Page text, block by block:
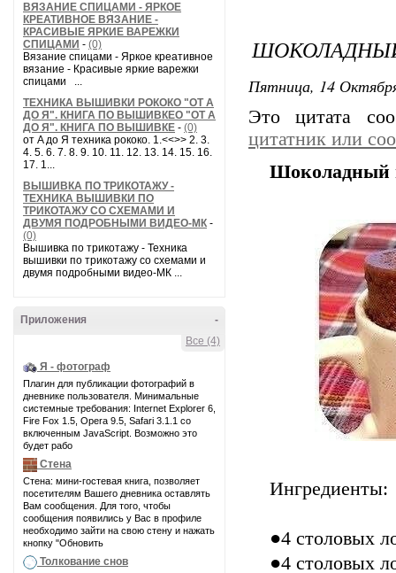
ВЯЗАНИЕ СПИЦАМИ - ЯРКОЕ
КРЕАТИВНОЕ ВЯЗАНИЕ -
КРАСИВЫЕ ЯРКИЕ ВАРЕЖКИ
СПИЦАМИ - (0)
Вязание спицами - Яркое креативное
вязание - Красивые яркие варежки
спицами ...
ТЕХНИКА ВЫШИВКИ РОКОКО "ОТ А
ДО Я". КНИГА ПО ВЫШИВКЕО "ОТ А
ДО Я". КНИГА ПО ВЫШИВКЕ - (0)
от A до Я техника рококо. 1.<<>> 2. 3.
4. 5. 6. 7. 8. 9. 10. 11. 12. 13. 14. 15. 16.
17. 1...
ВЫШИВКА ПО ТРИКОТАЖУ -
ТЕХНИКА ВЫШИВКИ ПО
ТРИКОТАЖУ СО СХЕМАМИ И
ДВУМЯ ПОДРОБНЫМИ ВИДЕО-МК -
(0)
Вышивка по трикотажу - Техника
вышивки по трикотажу со схемами и
двумя подробными видео-МК ...
-
Приложения
Все (4)
Я - фотограф
Плагин для публикации фотографий в
дневнике пользователя. Минимальные
системные требования: Internet Explorer 6,
Fire Fox 1.5, Opera 9.5, Safari 3.1.1 со
включенным JavaScript. Возможно это
будет рабо
Стена
Стена: мини-гостевая книга, позволяет
посетителям Вашего дневника оставлять
Вам сообщения. Для того, чтобы
сообщения появились у Вас в профиле
необходимо зайти на свою стену и нажать
кнопку "Обновить
Толкование снов
Пятница, 14
Это цитата
цитатник или
Шоколадный
Ингредиенты:
●4 столовых
●4 столовых